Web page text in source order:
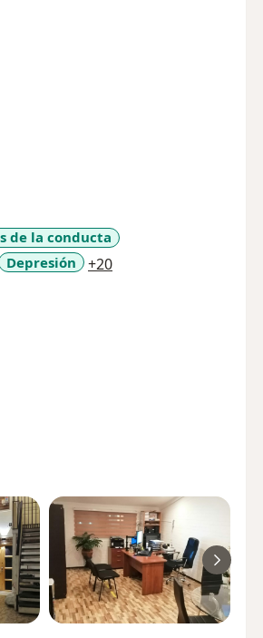
de la conducta
Depresión +20a11y_sr_more_diseases